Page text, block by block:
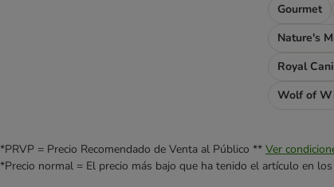
Gourmet
Nature's
Royal
Wolf of
*PRVP = Precio Recomendado de Venta al Público ** Ver
*Precio normal = El precio más bajo que ha tenido el artículo en